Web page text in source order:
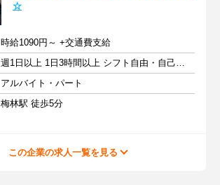
☆
時給1090円～ +交通費支給
週1日以上 1日3時間以上 シフト自由・自己申告
アルバイト・パート
梅林駅 徒歩5分
この企業の求人一覧を見る